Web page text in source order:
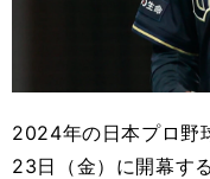
2024年の日本プロ野
23日（金）に開幕する